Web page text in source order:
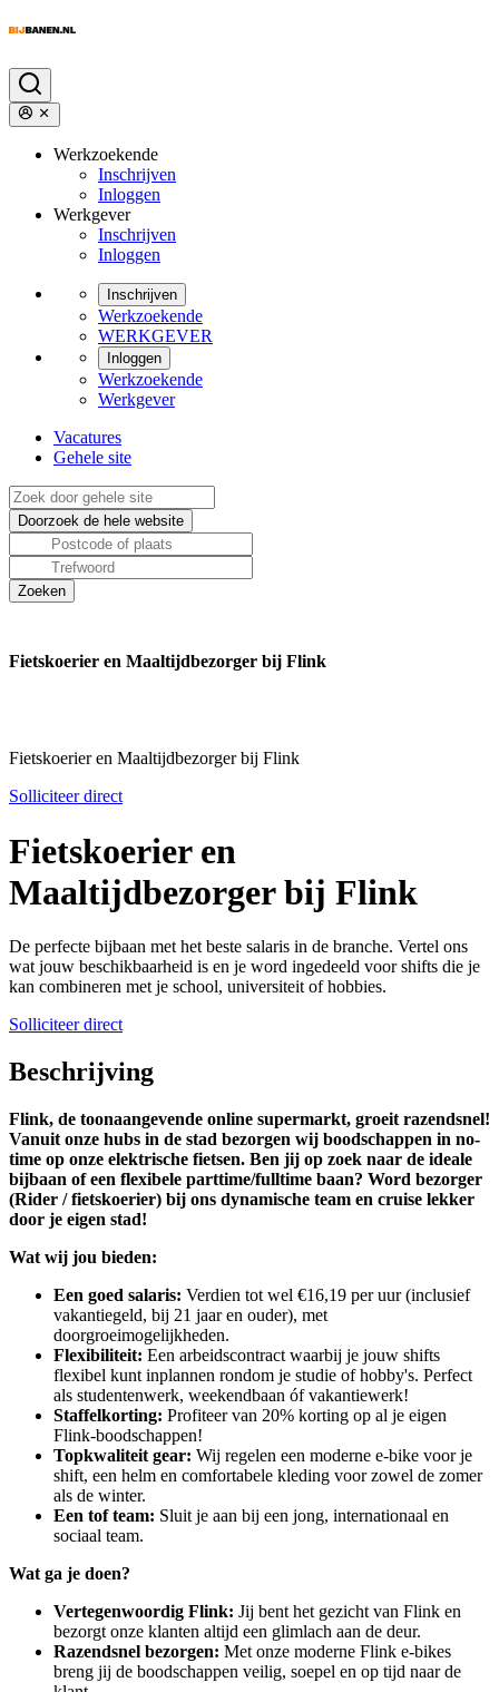
Werkzoekende
Inschrijven
Inloggen
Werkgever
Inschrijven
Inloggen
Inschrijven
Werkzoekende
WERKGEVER
Inloggen
Werkzoekende
Werkgever
Vacatures
Gehele site
Fietskoerier en Maaltijdbezorger bij Flink
Fietskoerier en Maaltijdbezorger bij Flink
Solliciteer direct
Fietskoerier en
Maaltijdbezorger bij Flink
De perfecte bijbaan met het beste salaris in de branche. Vertel ons
wat jouw beschikbaarheid is en je word ingedeeld voor shifts die je
kan combineren met je school, universiteit of hobbies.
Solliciteer direct
Beschrijving
Flink, de toonaangevende online supermarkt, groeit razendsnel!
Vanuit onze hubs in de stad bezorgen wij boodschappen in no-
time op onze elektrische fietsen. Ben jij op zoek naar de ideale
bijbaan of een flexibele parttime/fulltime baan? Word bezorger
(Rider / fietskoerier) bij ons dynamische team en cruise lekker
door je eigen stad!
Wat wij jou bieden:
Een goed salaris: Verdien tot wel €16,19 per uur (inclusief
vakantiegeld, bij 21 jaar en ouder), met
doorgroeimogelijkheden.
Flexibiliteit: Een arbeidscontract waarbij je jouw shifts
flexibel kunt inplannen rondom je studie of hobby's. Perfect
als studentenwerk, weekendbaan óf vakantiewerk!
Staffelkorting: Profiteer van 20% korting op al je eigen
Flink-boodschappen!
Topkwaliteit gear: Wij regelen een moderne e-bike voor je
shift, een helm en comfortabele kleding voor zowel de zomer
als de winter.
Een tof team: Sluit je aan bij een jong, internationaal en
sociaal team.
Wat ga je doen?
Vertegenwoordig Flink: Jij bent het gezicht van Flink en
bezorgt onze klanten altijd een glimlach aan de deur.
Razendsnel bezorgen: Met onze moderne Flink e-bikes
breng jij de boodschappen veilig, soepel en op tijd naar de